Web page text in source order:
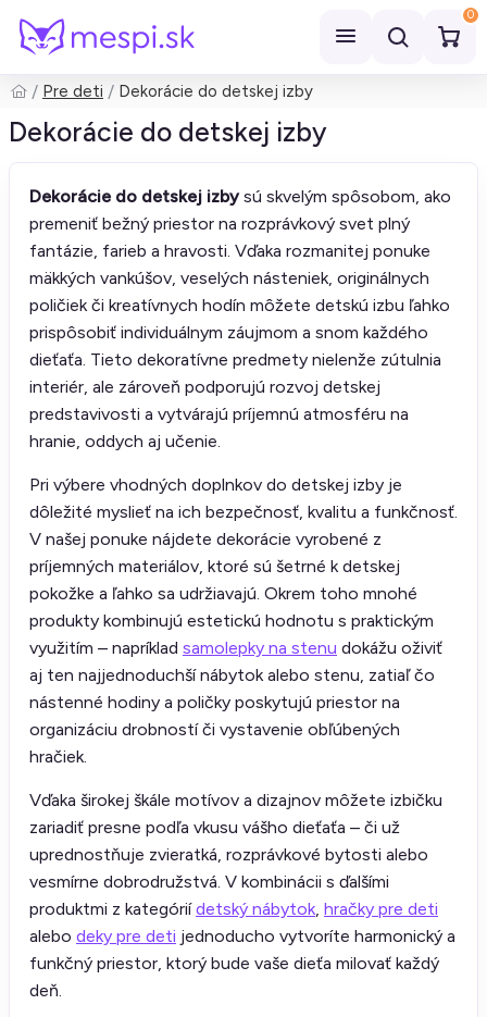
0
Hľadať
Pre deti Dekorácie do detskej izby
Dekorácie do detskej izby
Dekorácie do detskej izbysú skvelým spôsobom, ako
premeniť bežný priestor na rozprávkový svet plný
fantázie, farieb a hravosti. Vďaka rozmanitej ponuke
mäkkých vankúšov, veselých násteniek, originálnych
poličiek či kreatívnych hodín môžete detskú izbu ľahko
prispôsobiť individuálnym záujmom a snom každého
dieťaťa. Tieto dekoratívne predmety nielenže zútulnia
interiér, ale zároveň podporujú rozvoj detskej
predstavivosti a vytvárajú príjemnú atmosféru na
hranie, oddych aj učenie.
Pri výbere vhodných doplnkov do detskej izby je
dôležité myslieť na ich bezpečnosť, kvalitu a funkčnosť.
V našej ponuke nájdete dekorácie vyrobené z
príjemných materiálov, ktoré sú šetrné k detskej
pokožke a ľahko sa udržiavajú. Okrem toho mnohé
produkty kombinujú estetickú hodnotu s praktickým
využitím – napríklad samolepky na stenu dokážu oživiť
aj ten najjednoduchší nábytok alebo stenu, zatiaľ čo
nástenné hodiny a poličky poskytujú priestor na
organizáciu drobností či vystavenie obľúbených
hračiek.
Vďaka širokej škále motívov a dizajnov môžete izbičku
zariadiť presne podľa vkusu vášho dieťaťa – či už
uprednostňuje zvieratká, rozprávkové bytosti alebo
vesmírne dobrodružstvá. V kombinácii s ďalšími
produktmi z kategóriídetský nábytok, hračky pre deti
alebo deky pre deti jednoducho vytvoríte harmonický a
funkčný priestor, ktorý bude vaše dieťa milovať každý
deň.